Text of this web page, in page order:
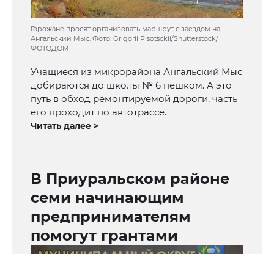
Горожане просят организовать маршрут с заездом на
Ангальский Мыс. Фото: Grigorii Pisotsckii/Shutterstock/
ФОТОДОМ
Учащиеся из микрорайона Ангальский Мыс
добираются до школы № 6 пешком. А это
путь в обход ремонтируемой дороги, часть
его проходит по автотрассе.
Читать далее >
В Приуральском районе
семи начинающим
предпринимателям
помогут грантами